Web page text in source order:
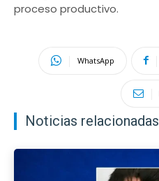
proceso productivo.
WhatsApp
Noticias relacionadas